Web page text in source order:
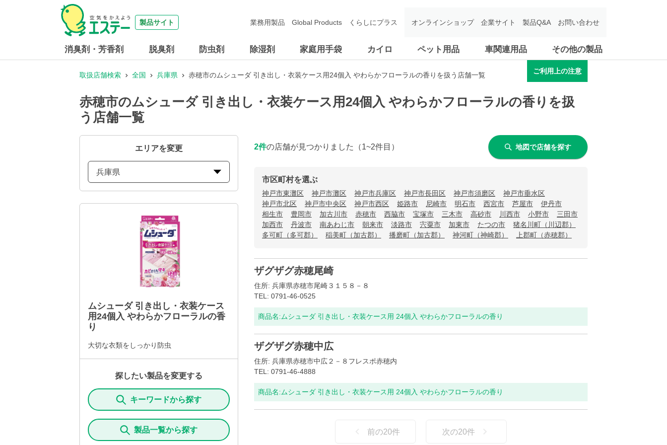
製品サイト
消臭剤・芳香剤 脱臭剤 防虫剤 除湿剤 家庭用手袋 カイロ ペット用品 車関連用品 その他の製品
業務用製品 Global Products くらしにプラス オンラインショップ 企業サイト 製品Q&A お問い合わせ
取扱店舗検索 全国 兵庫県 赤穂市のムシューダ 引き出し・衣装ケース用24個入 やわらかフローラルの香りを扱う店舗一覧
ご利用上の注意
赤穂市のムシューダ 引き出し・衣装ケース用24個入 やわらかフローラルの香りを扱
う店舗一覧
エリアを変更
兵庫県
ムシューダ 引き出し・衣装ケース
用24個入 やわらかフローラルの香
り
大切な衣類をしっかり防虫
探したい製品を変更する
キーワードから探す
製品一覧から探す
2件の店舗が見つかりました （1~2件目） 地図で店舗を探す
市区町村を選ぶ
神戸市東灘区 神戸市灘区 神戸市兵庫区 神戸市長田区 神戸市須磨区
神戸市垂水区
神戸市北区
神戸市中央区 神戸市西区 姫路市 尼崎市 明石市 西宮市 芦屋市
伊丹市
相生市
豊岡市 加古川市 赤穂市 西脇市 宝塚市 三木市 高砂市 川西市 小野市
三田市
加西市
丹波市 南あわじ市 朝来市 淡路市 宍粟市 加東市 たつの市
猪名川町（川辺郡）
多可町（多可郡）
稲美町（加古郡） 播磨町（加古郡） 神河町（神崎郡） 上郡町（赤穂郡）
ザグザグ赤穂尾崎
住所: 兵庫県赤穂市尾崎３１５８－８
TEL: 0791-46-0525
商品名: ムシューダ 引き出し・衣装ケース用 24個入 やわらかフローラルの香り
ザグザグ赤穂中広
住所: 兵庫県赤穂市中広２－８フレスポ赤穂内
TEL: 0791-46-4888
商品名: ムシューダ 引き出し・衣装ケース用 24個入 やわらかフローラルの香り
前の20件 次の20件